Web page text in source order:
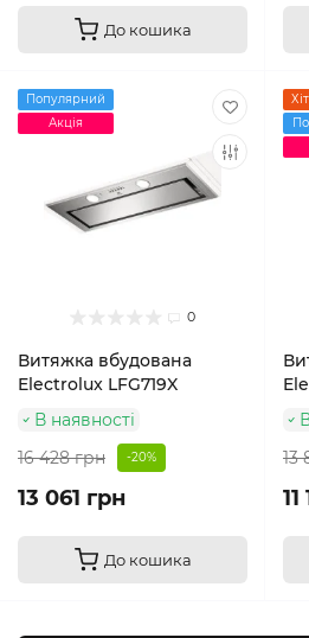
До кошика
Популярний
Акція
0
Витяжка вбудована
Electrolux LFG719X
В наявності
16 428 грн
-20%
13 061 грн
До кошика
13